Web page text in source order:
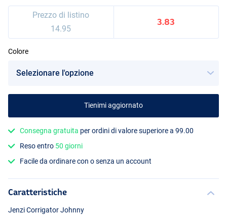
Rainbow Trout
Prezzo di listino
14.95
3.83
Colore
Tienimi aggiornato
Consegna gratuita per ordini di valore superiore a 99.00
Reso entro 50 giorni
Facile da ordinare con o senza un account
Caratteristiche
Jenzi Corrigator Johnny